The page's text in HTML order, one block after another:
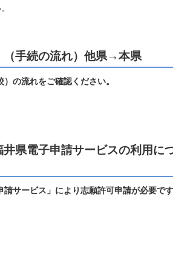
（手続の流れ）他県→本県
の流れをご確認ください。
県電子申請サービスの利用に
サービス」により志願許可申請が必要です